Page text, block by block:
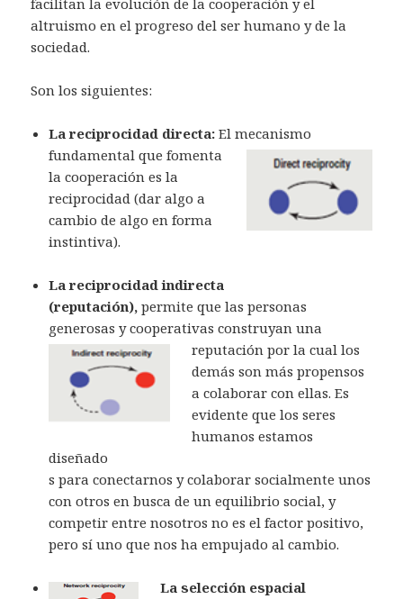
facilitan la evolución de la cooperación y el
altruismo en el progreso del ser humano y de la
sociedad.
Son los siguientes:
La reciprocidad directa: Elmecanismo
fundamental que fomenta
la cooperación es la
reciprocidad (dar algo a
cambio de algo en forma
instintiva).
La reciprocidad indirecta
(reputación), permite que las personas
generosas y cooperativas construyan una
reputación por la cual los
demás son más propensos
a colaborar con ellas. Es
evidente que los seres
humanos estamos
diseñado
s para conectarnos y colaborar socialmente unos
con otros en busca de un equilibrio social, y
competir entre nosotros no es el factor positivo,
pero sí uno que nos ha empujado al cambio.
La selección espacial